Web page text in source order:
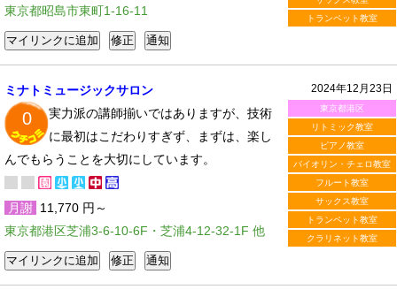
トランペット教室
東京都昭島市東町1-16-11
2024年12月23日
東京都港区
リトミック教室
ピアノ教室
バイオリン・チェロ教室
フルート教室
サックス教室
トランペット教室
クラリネット教室
ミナトミュージックサロン
0
実力派の講師揃いではありますが、技術
に最初はこだわりすぎず、まずは、楽し
んでもらうことを大切にしています。
月謝 11,770 円～
東京都港区芝浦3-6-10-6F・芝浦4-12-32-1F 他